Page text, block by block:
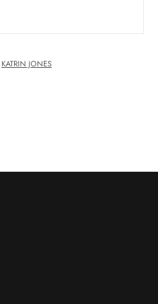
KATRIN JONES